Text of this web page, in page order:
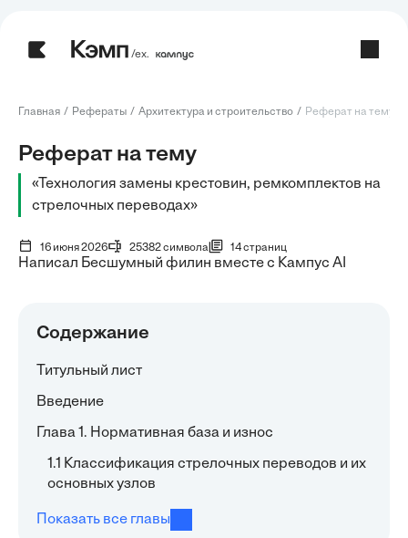
/ех.
Главная Рефераты Архитектура и строительство Реферат на тему:
Реферат на тему
«Технология замены крестовин, ремкомплектов на
стрелочных переводах»
16 июня 2026 25382 символа 14 страниц
Написал Бесшумный филин вместе с Кампус AI
Содержание
Титульный лист
Введение
Глава 1. Нормативная база и износ
1.1 Классификация стрелочных переводов и их
основных узлов
Показать все главы